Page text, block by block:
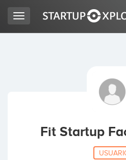
ACCESO
Toggle
navigation
Fit Startup